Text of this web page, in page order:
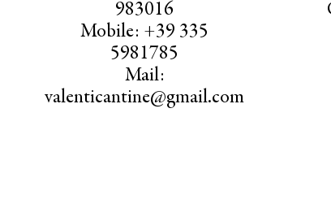
983016
Mobile: +39 335
5981785
Mail:
valenticantine@gmail.com